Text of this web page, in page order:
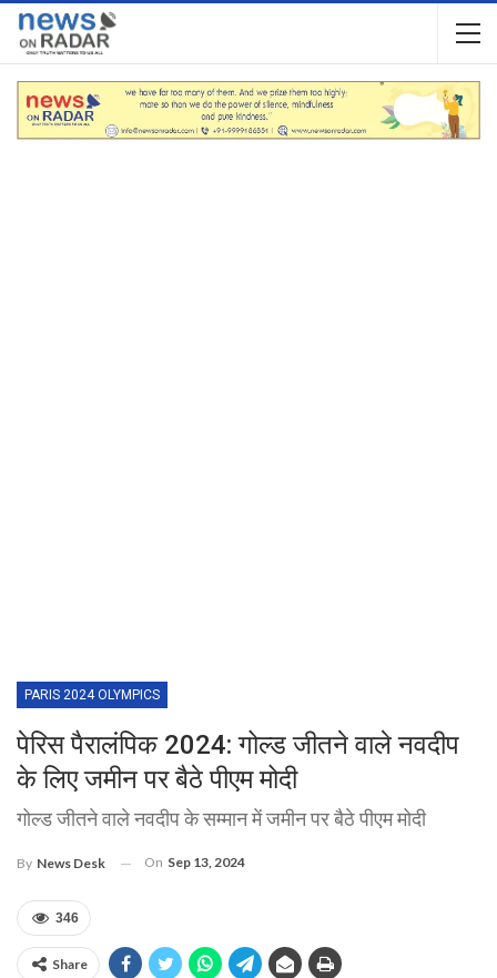
PARIS 2024 OLYMPICS
पेरिस पैरालंपिक 2024: गोल्ड जीतने वाले नवदीप
के लिए जमीन पर बैठे पीएम मोदी
गोल्ड जीतने वाले नवदीप के सम्मान में जमीन पर बैठे पीएम मोदी
By News Desk On Sep 13, 2024
346
Share